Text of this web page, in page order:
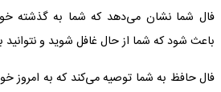
فال شما نشان می‌دهد که شما به گذشته
باعث شود که شما از حال غافل شوید و نتوانید
فال حافظ به شما توصیه می‌کند که به امروز